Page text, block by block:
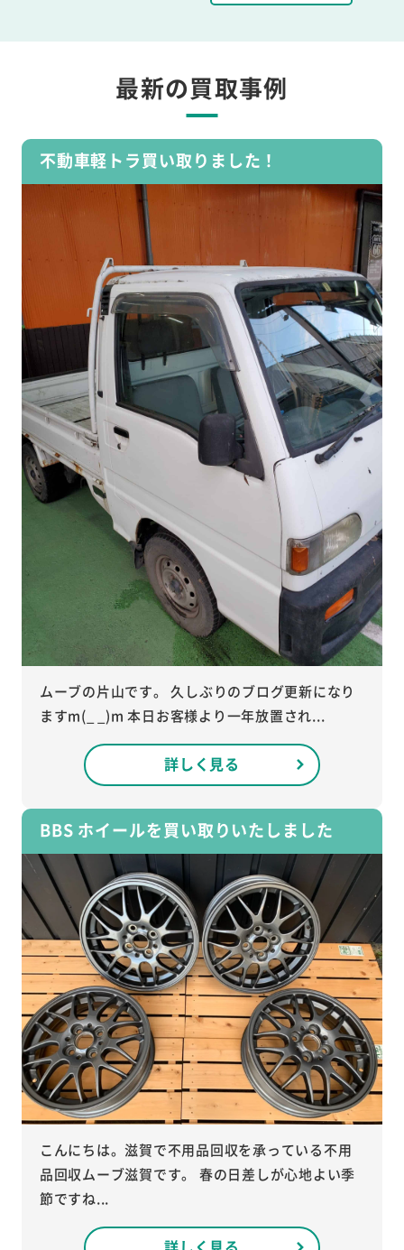
最新の買取事例
不動車軽トラ買い取りました！
ムーブの片山です。 久しぶりのブログ更新になり
ますm(_ _)m 本日お客様より一年放置され...
詳しく見る
BBS ホイールを買い取りいたしました
こんにちは。滋賀で不用品回収を承っている不用
品回収ムーブ滋賀です。 春の日差しが心地よい季
節ですね...